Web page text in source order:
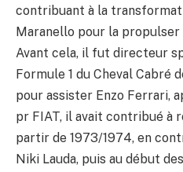
contribuant à la
Maranello pour la
Avant cela, il fut directeur
Formule 1 du Cheval Cabré
pour assister Enzo Ferrari,
pr FIAT, il avait contribué à
partir de 1973/1974, en
Niki Lauda, puis au début